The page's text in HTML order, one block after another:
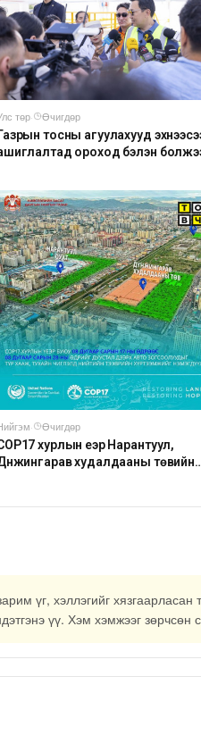
төр·
Өчигдөр
тосны агуулахууд
ороход бэлэн
·
Өчигдөр
хурлын үеэр Нарантуул,
худалдааны төвийн
үг, хэллэгийг хязгаарласан
үү. Хэм хэмжээг зөрчсөн